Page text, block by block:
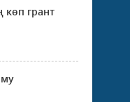
көп грант